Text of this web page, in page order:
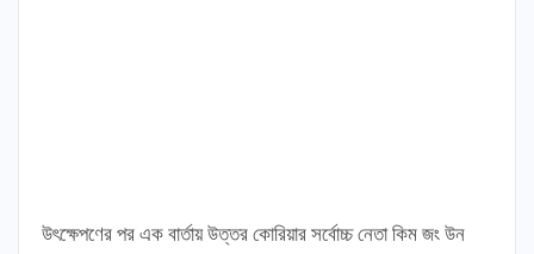
উৎক্ষেপণের পর এক বার্তায় উত্তর কোরিয়ার সর্বোচ্চ নেতা কিম জং উন